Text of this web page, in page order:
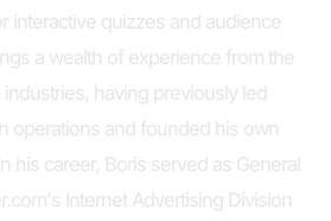
interactive quizzes and audience
a wealth of experience from the
having previously led
operations and founded his own
his career, Boris served as General
Internet Advertising Division